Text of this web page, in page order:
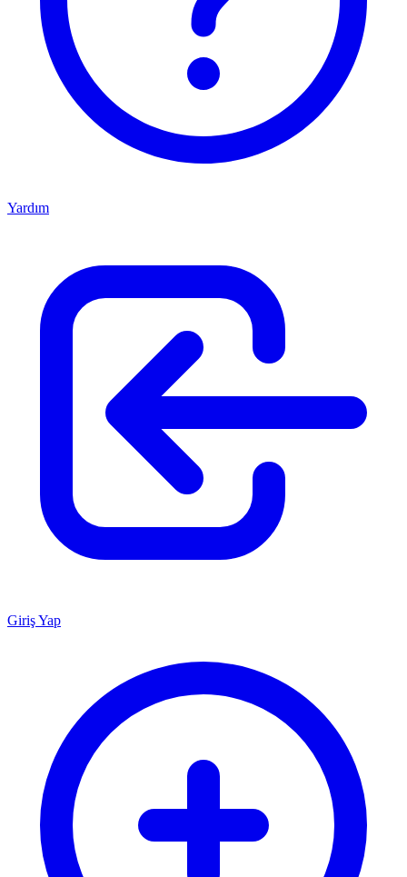
Yardım
Giriş Yap